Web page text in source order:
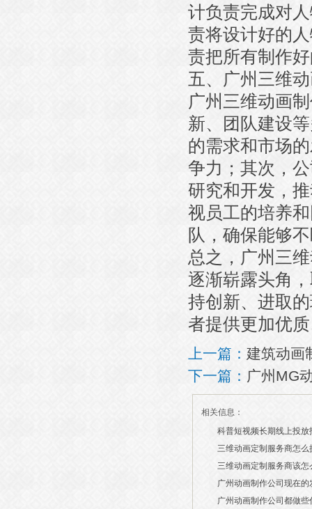
计负责完成对
责将设计好的
责把所有制作
五、广州三维
广州三维动画
新、团队建设
的需求和市场
争力；其次，
研究和开发，
视员工的培养
队，确保能够
总之，广州三
逐渐崭露头角
持创新、进取
者提供更加优
上一篇： 建筑动画
下一篇： 广州MG
相关信息：
科普短视频长期线上投
2026/07/21
三维动画定制服务商怎么
2026/03/19
三维动画定制服务商该怎
2026/03/13
广州动画制作公司现在的
2026/03/06
广州动画制作公司都做些